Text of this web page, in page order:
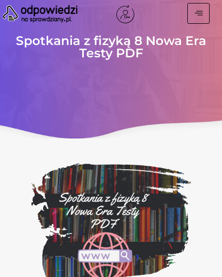
Spotkania z fizyką 8 Nowa Era
Testy PDF